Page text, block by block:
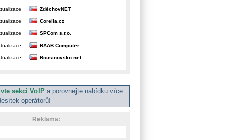
ZděchovNET
Corelia.cz
SPCom s.r.o.
RAAB Computer
Rousinovsko.net
sekci VoIP a porovnejte nabídku více
operátorů!
Reklama: